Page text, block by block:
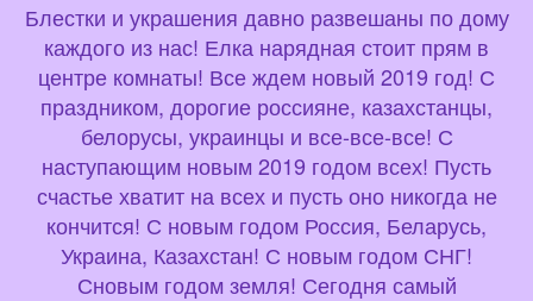
Блестки и украшения давно развешаны по дому
каждого из нас! Елка нарядная стоит прям в
центре комнаты! Все ждем новый 2019 год! С
праздником, дорогие россияне, казахстанцы,
белорусы, украинцы и все-все-все! С
наступающим новым 2019 годом всех! Пусть
счастье хватит на всех и пусть оно никогда не
кончится! С новым годом Россия, Беларусь,
Украина, Казахстан! С новым годом СНГ!
Сновым годом земля! Сегодня самый